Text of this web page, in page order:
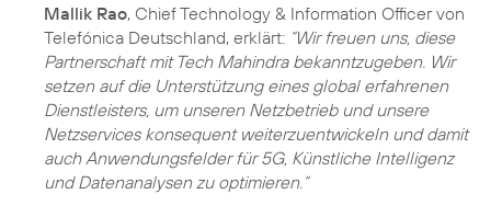
Mallik Rao, Chief Technology & Information Officer von
Telefónica Deutschland, erklärt: “Wir freuen uns, diese
Partnerschaft mit Tech Mahindra bekanntzugeben. Wir
setzen auf die Unterstützung eines global erfahrenen
Dienstleisters, um unseren Netzbetrieb und unsere
Netzservices konsequent weiterzuentwickeln und damit
auch Anwendungsfelder für 5G, Künstliche Intelligenz
und Datenanalysen zu optimieren.“